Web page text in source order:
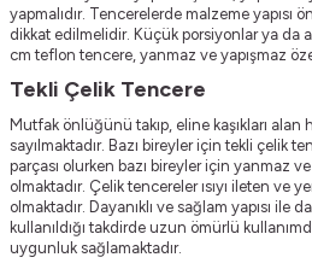
yapmalıdır. Tencerelerde malzeme
dikkat edilmelidir. Küçük porsiyonlar ya da
cm teflon tencere, yanmaz ve yapışmaz
Tekli Çelik Tencere
Mutfak önlüğünü takıp, eline kaşıkları
sayılmaktadır. Bazı bireyler için tekli çelik
parçası olurken bazı bireyler için yanmaz
olmaktadır. Çelik tencereler ısıyı ileten ve
olmaktadır. Dayanıklı ve sağlam yapısı ile
kullanıldığı takdirde uzun ömürlü
uygunluk sağlamaktadır.